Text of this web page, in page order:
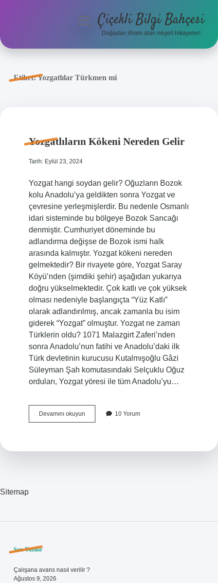
Anasayfa
menüyüÇiçekli Bilgi Bahçesi
Doğadan ilham alan neşeli hikayeler!
Etiket:Yozgatlılar Türkmen mi
Yozgatlıların Kökeni Nereden Gelir
Tarih: Eylül 23, 2024
Yozgat hangi soydan gelir? Oğuzların Bozok
kolu Anadolu’ya geldikten sonra Yozgat ve
çevresine yerleşmişlerdir. Bu nedenle Osmanlı
idari sisteminde bu bölgeye Bozok Sancağı
denmiştir. Cumhuriyet döneminde bu
adlandırma değişse de Bozok ismi halk
arasında kalmıştır. Yozgat kökeni nereden
gelmektedir? Bir rivayete göre, Yozgat Saray
Köyü’nden (şimdiki şehir) aşağıdan yukarıya
doğru yükselmektedir. Çok katlı ve çok yüksek
olması nedeniyle başlangıçta “Yüz Katlı”
olarak adlandırılmış, ancak zamanla bu isim
giderek “Yozgat” olmuştur. Yozgat ne zaman
Türklerin oldu? 1071 Malazgirt Zaferi’nden
sonra Anadolu’nun fatihi ve Anadolu’daki ilk
Türk devletinin kurucusu Kutalmışoğlu Gâzi
Süleyman Şah komutasındaki Selçuklu Oğuz
orduları, Yozgat yöresi ile tüm Anadolu’yu…
Devamını okuyunYozgatlıların
Kökeni
10 Yorum
Sitemap
Sidebar
Son Yazılar
Çalışana avans nasıl verilir ?
Ağustos 9, 2026